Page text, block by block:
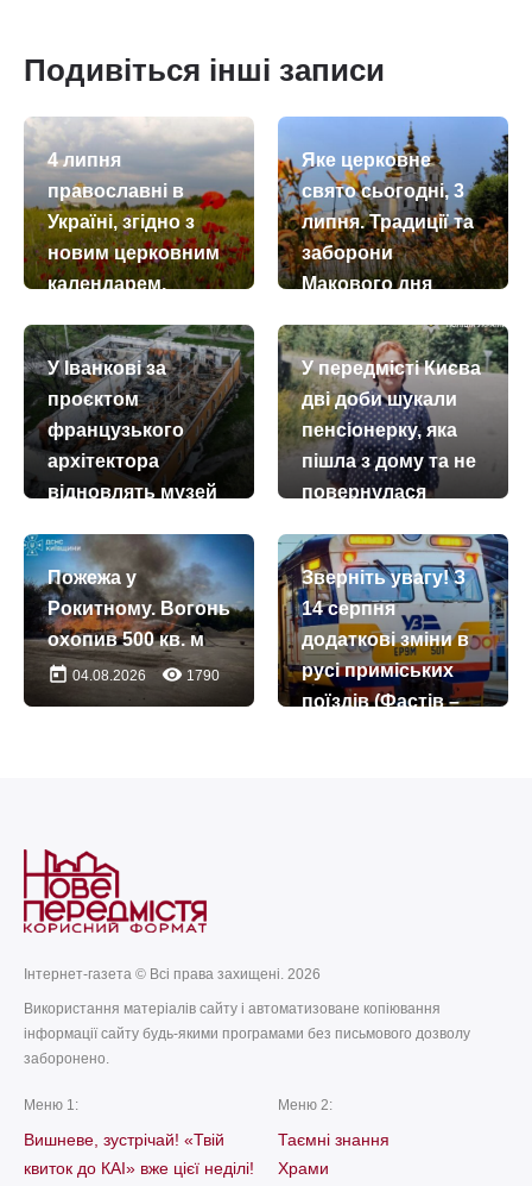
Подивіться інші записи
4 липня
православні в
Україні, згідно з
новим церковним
календарем,
пам’ять святителя
Андрія, єпископа
Критського
today04.07.2026 remove_red_eye71
Яке церковне
свято сьогодні, 3
липня. Традиції та
заборони
Макового дня
У Іванкові за
проєктом
французького
архітектора
відновлять музей
today27.07.2026 remove_red_eye 353
У передмісті Києва
дві доби шукали
пенсіонерку, яка
пішла з дому та не
повернулася
Пожежа у
Рокитному. Вогонь
охопив 500 кв. м
today 04.08.2026 remove_red_eye 1790
Зверніть увагу! З
14 серпня
додаткові зміни в
русі приміських
поїздів (Фастів –
Інтернет-газета © Всі права захищені. 2026
Використання матеріалів сайту і автоматизоване копіювання
інформації сайту будь-якими програмами без письмового дозволу
заборонено.
Меню 1:
Вишневе, зустрічай! «Твій
квиток до КАІ» вже цієї неділі!
Меню 2:
Таємні знання
Храми